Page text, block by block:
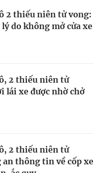
2 thiếu niên tử vong:
do không mở cửa xe
2 thiếu niên tử
lái xe được nhờ chở
2 thiếu niên tử
an thông tin về cốp xe